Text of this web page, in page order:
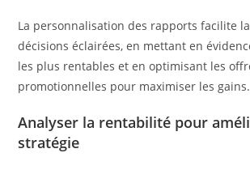
La personnalisation des rapports facilite
décisions éclairées, en mettant en
les plus rentables et en optimisant les
promotionnelles pour maximiser les gains.
Analyser la rentabilité pour
stratégie